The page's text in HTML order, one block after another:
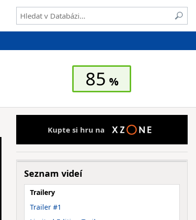
85
Kupte si hru na
Seznam videí
Trailery
Trailer #1